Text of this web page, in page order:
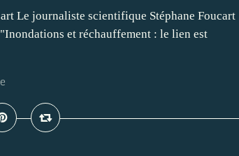
Le journaliste scientifique Stéphane Foucart
et réchauffement : le lien est